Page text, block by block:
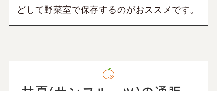
どして野菜室で保存するのがおススメです。